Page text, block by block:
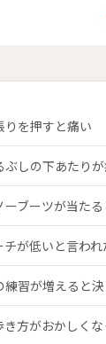
りを押すと痛い
しの下あたり
ブーツが当た
が低いと言わ
習が増えると
方がおかしくな